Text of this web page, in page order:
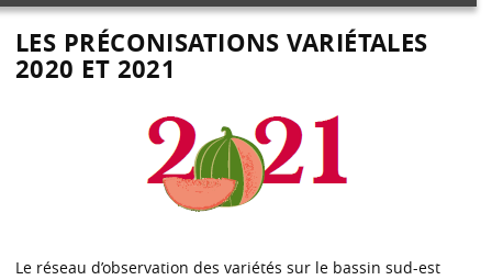
LES PRÉCONISATIONS VARIÉTALES
2020 ET 2021
Le réseau d’observation des variétés sur le bassin sud-est